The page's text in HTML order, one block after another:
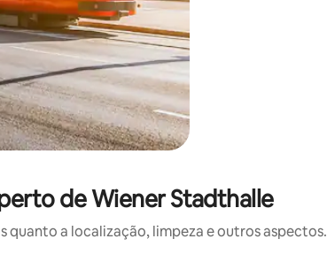
de Wiener Stadthalle
quanto a localização, limpeza e outros aspectos.